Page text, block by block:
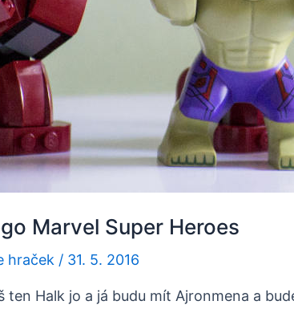
Marvel Super Heroes
hraček / 31. 5. 2016
ten Halk jo a já budu mít Ajronmena a